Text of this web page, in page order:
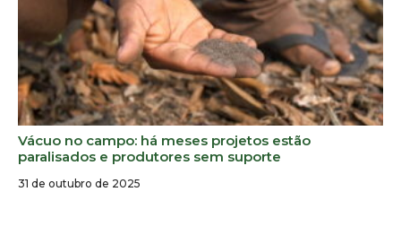
Vácuo no campo: há meses projetos estão
paralisados e produtores sem suporte
31 de outubro de 2025